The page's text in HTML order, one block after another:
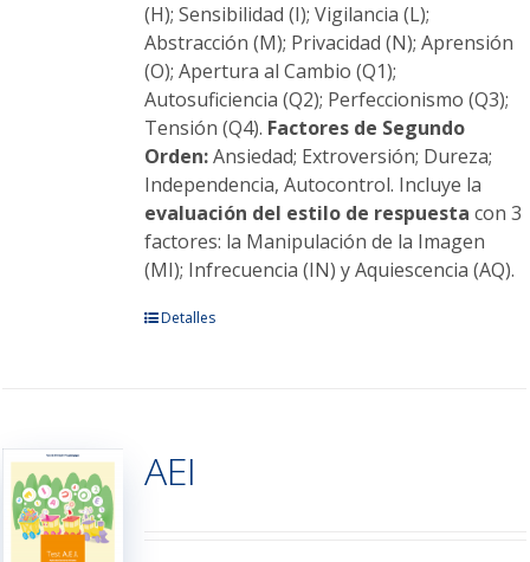
(H); Sensibilidad (I); Vigilancia (L);
Abstracción (M); Privacidad (N); Aprensión
(O); Apertura al Cambio (Q1);
Autosuficiencia (Q2); Perfeccionismo (Q3);
Tensión (Q4). Factores de Segundo
Orden:Ansiedad; Extroversión; Dureza;
Independencia, Autocontrol. Incluye la
evaluación del estilo de respuesta con 3
factores: la Manipulación de la Imagen
(MI); Infrecuencia (IN) y Aquiescencia (AQ).
Este
Las
opciones
Detalles
AEI